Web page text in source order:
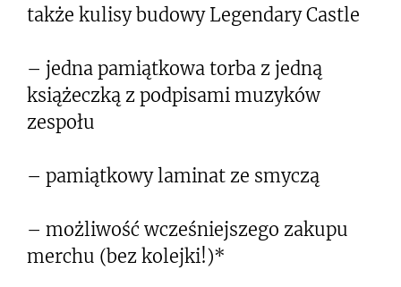
także kulisy budowy Legendary Castle
– jedna pamiątkowa torba z jedną
książeczką z podpisami muzyków
zespołu
– pamiątkowy laminat ze smyczą
– możliwość wcześniejszego zakupu
merchu (bez kolejki!)*